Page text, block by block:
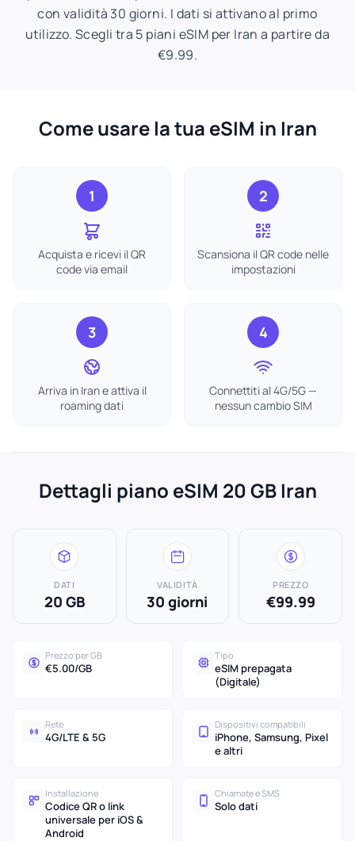
con validità 30 giorni. I dati si attivano al primo
utilizzo. Scegli tra 5 piani eSIM per Iran a partire da
€9.99.
Come usare la tua eSIM in Iran
1
Acquista e ricevi il QR
code via email
2
Scansiona il QR code nelle
impostazioni
3
Arriva in Iran e attiva il
roaming dati
4
Connettiti al 4G/5G —
nessun cambio SIM
Dettagli piano eSIM 20 GB Iran
DATI
20 GB
VALIDITÀ
30 giorni
PREZZO
€99.99
Prezzo per GB
€5.00/GB
Tipo
eSIM prepagata
(Digitale)
Rete
4G/LTE & 5G
Dispositivi compatibili
iPhone, Samsung, Pixel
e altri
Installazione
Codice QR o link
universale per iOS &
Android
Chiamate e SMS
Solo dati